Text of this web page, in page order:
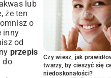
zbity,
Chleba
Dłużej
lub
że ten
o
inny
od
przepis
do
Czy wiesz, jak
twarzy, by cieszyć się
niedoskonałości?